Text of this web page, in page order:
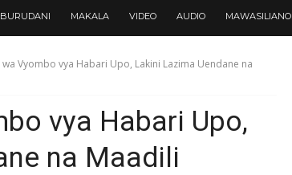
MAKALA VIDEO AUDIO MAWASILIANO
wa Vyombo vya Habari Upo, Lakini Lazima Uendane na
vya Habari Upo,
na Maadili